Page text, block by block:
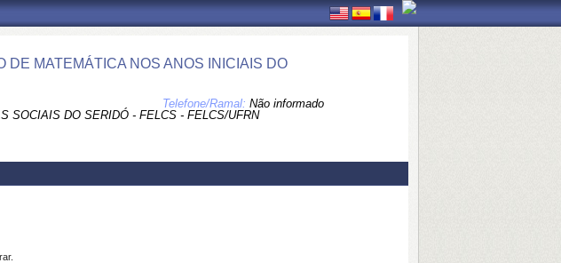
MATEMÁTICA NOS ANOS INICIAIS DO
SOCIAIS DO SERIDÓ - FELCS - FELCS/UFRN
Telefone/Ramal: Não informado